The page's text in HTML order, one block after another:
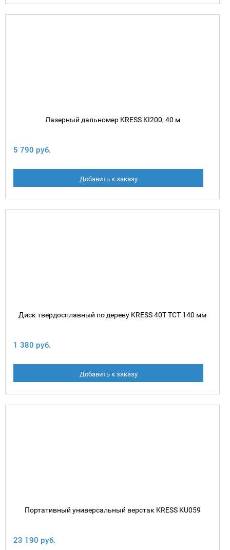
Лазерный дальномер KRESS KI200, 40 м
5 790 руб.
Добавить к заказу
Диск твердосплавный по дереву KRESS 40T TCT 140 мм
1 380 руб.
Добавить к заказу
Портативный универсальный верстак KRESS KU059
23 190 руб.